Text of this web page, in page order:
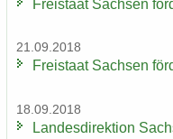
Frei­staat Sach­sen
21.09.2018
Frei­staat Sach­sen
18.09.2018
Lan­des­di­rek­ti­on